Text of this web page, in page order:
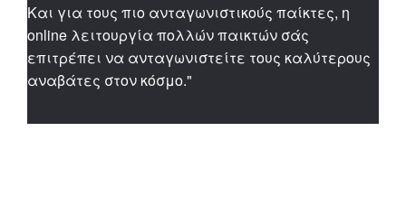
Και για τους πιο ανταγωνιστικούς παίκτες, η
online λειτουργία πολλών παικτών σάς
επιτρέπει να ανταγωνιστείτε τους καλύτερους
αναβάτες στον κόσμο."